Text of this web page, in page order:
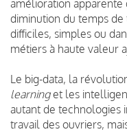
amélioration apparente
diminution du temps
difficiles, simples ou
métiers à haute valeur
Le big-data, la
learninget les
autant de technologies
travail des ouvriers,